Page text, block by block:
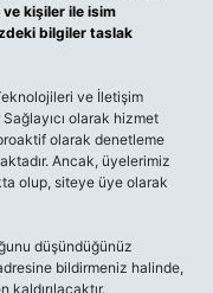
ve kişiler ile isim
bilgiler taslak
ve İletişim
olarak hizmet
olarak denetleme
Ancak, üyelerimiz
olup, siteye üye olarak
düşündüğünüz
bildirmeniz halinde,